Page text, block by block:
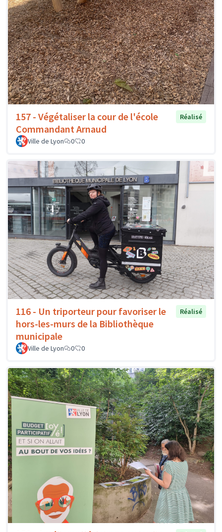
157 - Végétaliser la cour de l'école
Commandant Arnaud
Réalisé
Ville de Lyon 0 0
116 - Un triporteur pour favoriser le
hors-les-murs de la Bibliothèque
municipale
Réalisé
Ville de Lyon 0 0